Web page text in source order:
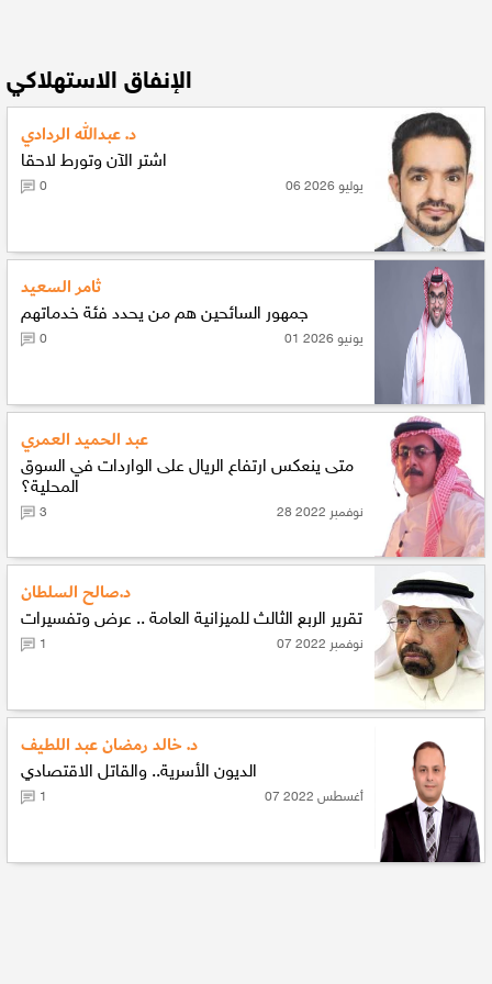
الإنفاق الاستهلاكي
د. عبدالله الردادي
اشتر الآن وتورط لاحقا
06 يوليو 2026 0
ثامر السعيد
جمهور السائحين هم من يحدد فئة خدماتهم
01 يونيو 2026 0
عبد الحميد العمري
متى ينعكس ارتفاع الريال على الواردات في السوق
المحلية؟
28 نوفمبر 2022 3
د.صالح السلطان
تقرير الربع الثالث للميزانية العامة .. عرض وتفسيرات
07 نوفمبر 2022 1
د. خالد رمضان عبد اللطيف
الديون الأسرية.. والقاتل الاقتصادي
07 أغسطس 2022 1